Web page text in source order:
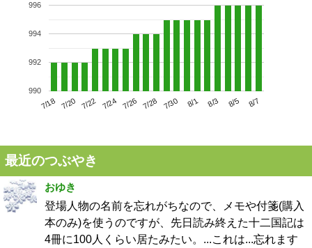
7/18 7/20 7/22 7/24 7/26 7/28 7/30 8/1 8/3 8/5 8/7
990
992
994
996
最近のつぶやき
おゆき
登場人物の名前を忘れがちなので、メモや付箋(購入
本のみ)を使うのですが、先日読み終えた十二国記は
4冊に100人くらい居たみたい。...これは...忘れます